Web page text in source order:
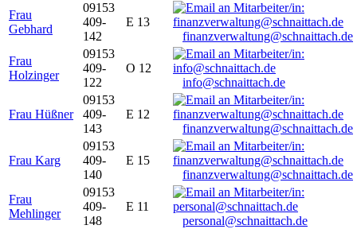
Frau
Gebhard
09153
409-
142
E 13
finanzverwaltung@schnaittach.de
Frau
Holzinger
09153
409-
122
O 12
info@schnaittach.de
Frau Hüßner
09153
409-
143
E 12
finanzverwaltung@schnaittach.de
Frau Karg
09153
409-
140
E 15
finanzverwaltung@schnaittach.de
Frau
Mehlinger
09153
409-
148
E 11
personal@schnaittach.de